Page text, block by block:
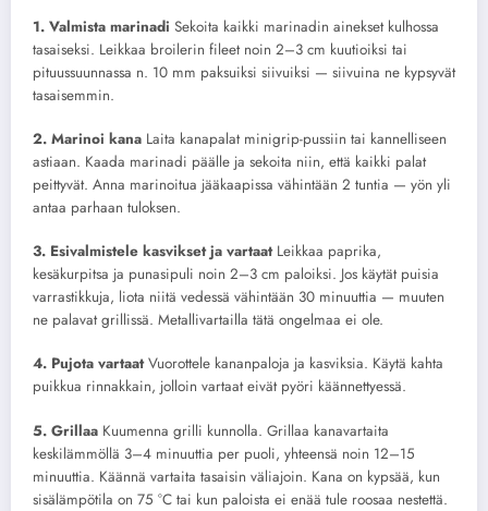
1. Valmista marinadi Sekoita kaikki marinadin ainekset kulhossa
tasaiseksi. Leikkaa broilerin fileet noin 2–3 cm kuutioiksi tai
pituussuunnassa n. 10 mm paksuiksi siivuiksi — siivuina ne kypsyvät
tasaisemmin.
2. Marinoi kana Laita kanapalat minigrip-pussiin tai kannelliseen
astiaan. Kaada marinadi päälle ja sekoita niin, että kaikki palat
peittyvät. Anna marinoitua jääkaapissa vähintään 2 tuntia — yön yli
antaa parhaan tuloksen.
3. Esivalmistele kasvikset ja vartaatLeikkaa paprika,
kesäkurpitsa ja punasipuli noin 2–3 cm paloiksi. Jos käytät puisia
varrastikkuja, liota niitä vedessä vähintään 30 minuuttia — muuten
ne palavat grillissä. Metallivartailla tätä ongelmaa ei ole.
4. Pujota vartaatVuorottele kananpaloja ja kasviksia. Käytä kahta
puikkua rinnakkain, jolloin vartaat eivät pyöri käännettyessä.
5. Grillaa Kuumenna grilli kunnolla. Grillaa kanavartaita
keskilämmöllä 3–4 minuuttia per puoli, yhteensä noin 12–15
minuuttia. Käännä vartaita tasaisin väliajoin. Kana on kypsää, kun
sisälämpötila on 75 °C tai kun paloista ei enää tule roosaa nestettä.